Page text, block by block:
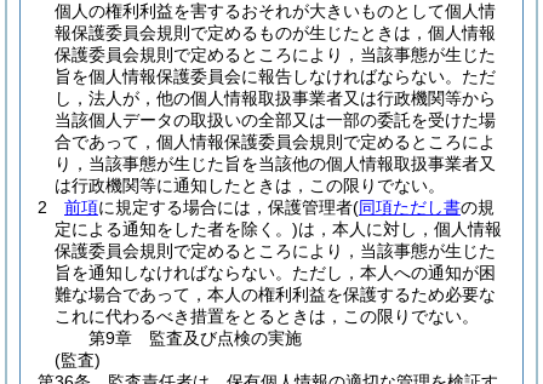
個人の権利利益を害するおそれが大きいものとして個人情
報保護委員会規則で定めるものが生じたときは，個人情報
保護委員会規則で定めるところにより，当該事態が生じた
旨を個人情報保護委員会に報告しなければならない。 ただ
し，法人が，他の個人情報取扱事業者又は行政機関等から
当該個人データの取扱いの全部又は一部の委託を受けた場
合であって，個人情報保護委員会規則で定めるところによ
り，当該事態が生じた旨を当該他の個人情報取扱事業者又
は行政機関等に通知したときは，この限りでない。
2
前項に規定する場合には，保護管理者(同項ただし書の規
定による通知をした者を除く。)は，本人に対し，個人情報
保護委員会規則で定めるところにより，当該事態が生じた
旨を通知しなければならない。 ただし，本人への通知が困
難な場合であって，本人の権利利益を保護するため必要な
これに代わるべき措置をとるときは，この限りでない。
第9章
監査及び点検の実施
(監査)